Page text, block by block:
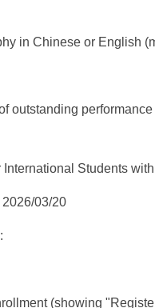
in Chinese or English
outstanding performance
Students
03/20
(showing